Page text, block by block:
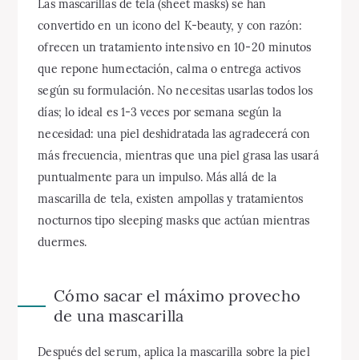
Las mascarillas de tela (sheet masks) se han
convertido en un icono del K-beauty, y con razón:
ofrecen un tratamiento intensivo en 10-20 minutos
que repone humectación, calma o entrega activos
según su formulación. No necesitas usarlas todos los
días; lo ideal es 1-3 veces por semana según la
necesidad: una piel deshidratada las agradecerá con
más frecuencia, mientras que una piel grasa las usará
puntualmente para un impulso. Más allá de la
mascarilla de tela, existen ampollas y tratamientos
nocturnos tipo sleeping masks que actúan mientras
duermes.
Cómo sacar el máximo provecho
de una mascarilla
Después del serum, aplica la mascarilla sobre la piel